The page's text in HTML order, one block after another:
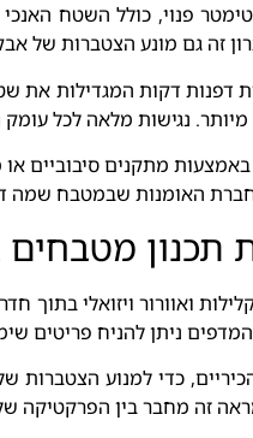
פנוי, כולל השטח
זה גם מונע הצטברות של
דפנות דקות המגדילות את
נגישות מלאה לכל
מתקנים סיבוביים
האומנות שבמטבח שמה
מטבחים
ואוורור ויזואלי
ניתן להניח פריטים
כדי למנוע הצטברות
זה מחבר בין הפרקטיקה